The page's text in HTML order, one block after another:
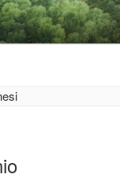
ad amarle